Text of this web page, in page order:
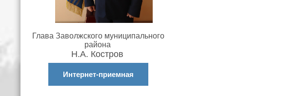
Глава Заволжского муниципального
района
Н.А. Костров
Интернет-приемная